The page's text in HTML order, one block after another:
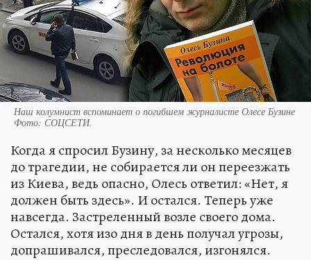
Наш колумнист вспоминает о погибшем журналисте Олесе Бузине
Фото: СОЦСЕТИ.
Когда я спросил Бузину, за несколько месяцев
до трагедии, не собирается ли он переезжать
из Киева, ведь опасно, Олесь ответил: «Нет, я
должен быть здесь». И остался. Теперь уже
навсегда. Застреленный возле своего дома.
Остался, хотя изо дня в день получал угрозы,
допрашивался, преследовался, изгонялся.